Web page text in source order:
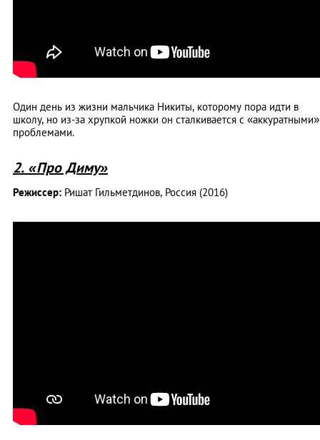
Один день из жизни мальчика Никиты, которому пора идти в
школу, но из-за хрупкой ножки он сталкивается с «аккуратными»
проблемами.
2. «Про Диму»
Режиссер: Ришат Гильметдинов, Россия (2016)